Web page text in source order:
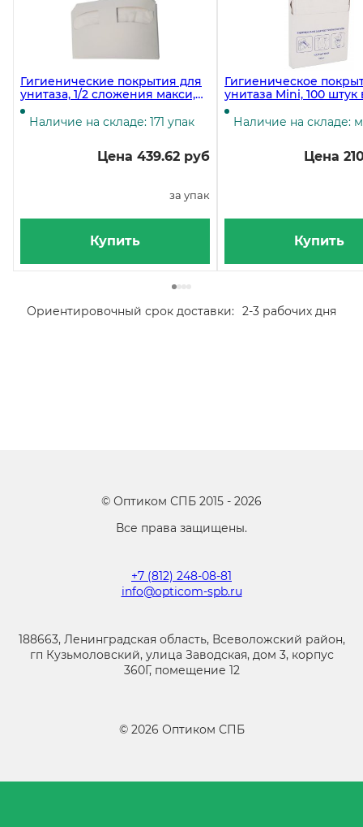
Гигиенические покрытия для
унитаза, 1/2 сложения макси,
37х40,8 см, 250 штук
Наличие на складе: 171 упак
Цена 439.62 руб
за упак
Купить
Гигиеническое
унитаза Mini, 100 штук
упаковке
Наличие на складе:
Цена
Купить
Ориентировочный срок доставки: 2-3 рабочих дня
© Оптиком СПБ 2015 - 2026
Все права защищены.
+7 (812) 248-08-81
info@opticom-spb.ru
188663, Ленинградская область, Всеволожский район,
гп Кузьмоловский, улица Заводская, дом 3, корпус
360Г, помещение 12
© 2026 Оптиком СПБ